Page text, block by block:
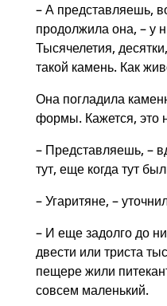
– А представляешь,
продолжила она, – у
Тысячелетия,
такой камень. Как
Она погладила
формы. Кажется, это
– Представляешь, –
тут, еще когда тут
– Угаритяне, –
– И еще задолго до
двести или триста
пещере жили
совсем маленький.